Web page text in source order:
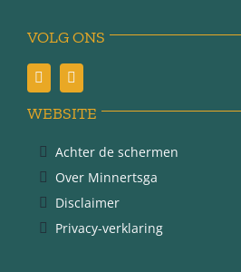
VOLG ONS
WEBSITE
Achter de schermen
Over Minnertsga
Disclaimer
Privacy-verklaring